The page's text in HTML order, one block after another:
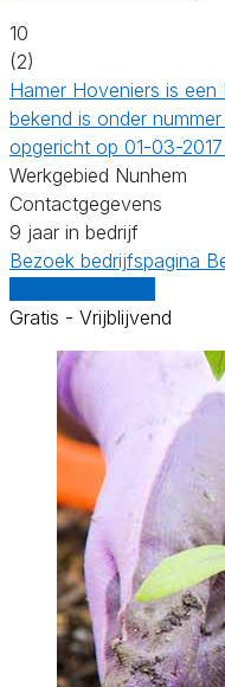
10
(2)
Hamer Hoveniers is een
bekend is onder
opgericht op 01-03-
Werkgebied Nunhem
Contactgegevens
9 jaar in bedrijf
Bezoek bedrijfspagina
Gratis - Vrijblijvend